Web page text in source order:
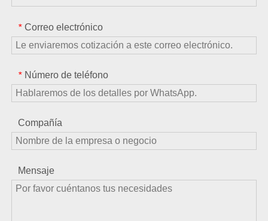
* Correo electrónico
* Número de teléfono
Compañía
Mensaje